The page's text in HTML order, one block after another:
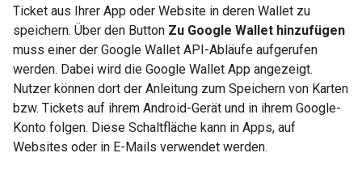
Ticket aus Ihrer App oder Website in deren Wallet zu
speichern. Über den Button Zu Google Wallet hinzufügen
muss einer der Google Wallet API-Abläufe aufgerufen
werden. Dabei wird die Google Wallet App angezeigt.
Nutzer können dort der Anleitung zum Speichern von Karten
bzw. Tickets auf ihrem Android-Gerät und in ihrem Google-
Konto folgen. Diese Schaltfläche kann in Apps, auf
Websites oder in E-Mails verwendet werden.